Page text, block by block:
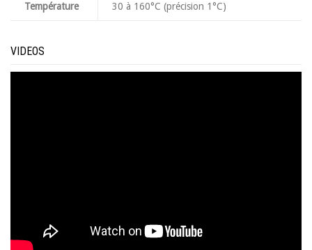
Température 30 à 160°C (précision 1°C)
VIDEOS